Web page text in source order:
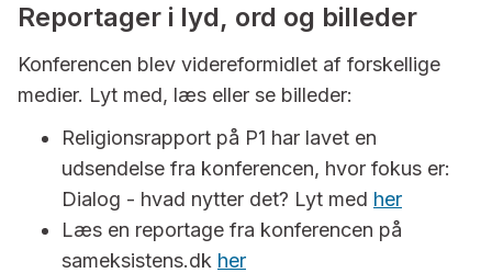
Reportager i lyd, ord og billeder
Konferencen blev videreformidlet af forskellige
medier. Lyt med, læs eller se billeder:
Religionsrapport på P1 har lavet en
udsendelse fra konferencen, hvor fokus er:
Dialog - hvad nytter det? Lyt med her
Læs en reportage fra konferencen på
sameksistens.dk her